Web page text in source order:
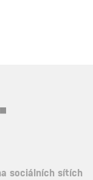
sociálních sítích